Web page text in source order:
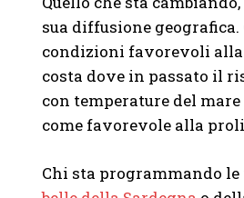
sua diffusione
condizioni favorevoli alla
costa dove in passato il
con temperature del
come favorevole alla
Chi sta programmando